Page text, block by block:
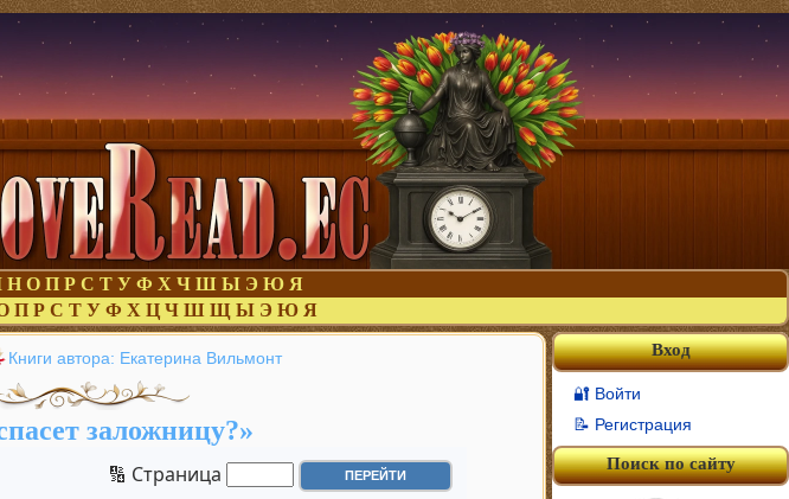
Н О П Р С Т У Ф Х Ч Ш Ы Э Ю Я
П Р С Т У Ф Х Ц Ч Ш Щ Ы Э Ю Я
Книги автора: Екатерина Вильмонт
заложницу?»
🔢 Страница
Вход
🔐 Войти
📝 Регистрация
Поиск по сайту